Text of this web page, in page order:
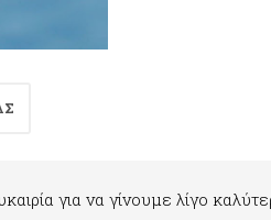
για να γίνουμε λίγο